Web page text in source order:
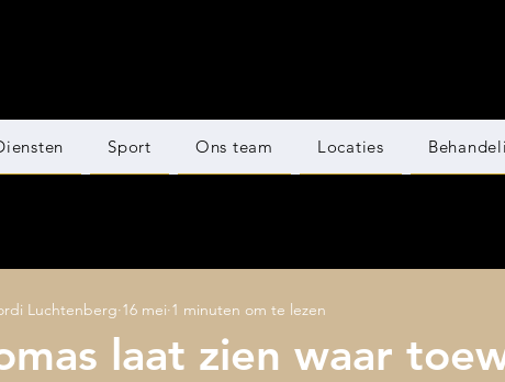
Sport Ons team Locaties
laat zien waar
Luchtenberg 16 mei 1 minuten om te lezen